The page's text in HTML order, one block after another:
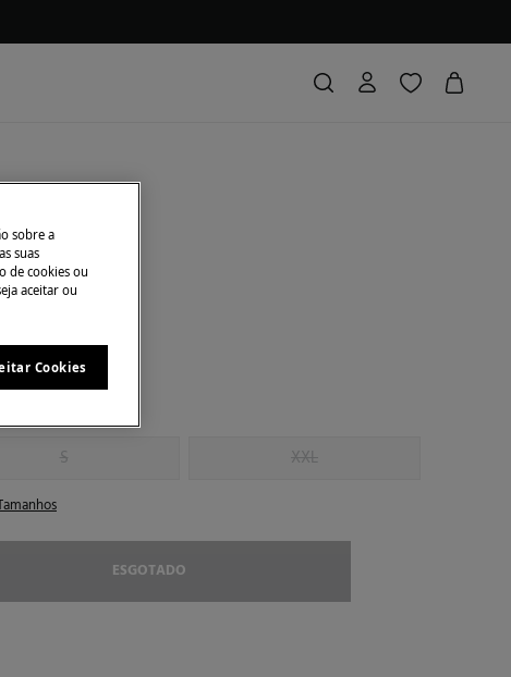
€ 4,49
S
XXL
ESGOTADO
sobre a
suas
de cookies ou
aceitar ou
Cookies